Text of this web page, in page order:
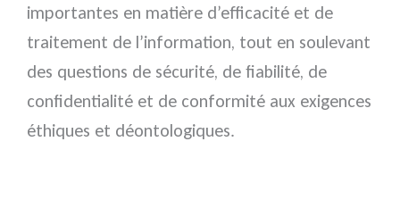
importantes en matière d’efficacité et de
traitement de l’information, tout en soulevant
des questions de sécurité, de fiabilité, de
confidentialité et de conformité aux exigences
éthiques et déontologiques.